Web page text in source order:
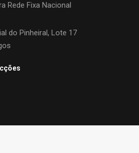
Rede Fixa Nacional
do Pinheiral, Lote 17